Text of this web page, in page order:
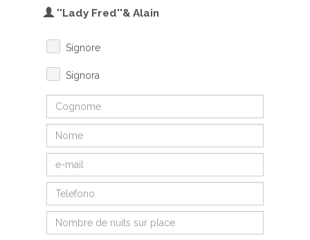
''Lady Fred''& Alain
Signore
Signora